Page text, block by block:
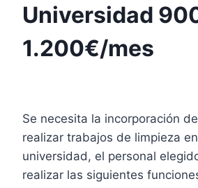
Universidad
1.200€/mes
Se necesita la incorporación
realizar trabajos de limpieza
universidad, el personal
realizar las siguientes